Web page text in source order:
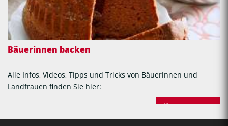
Bäuerinnen backen
Alle Infos, Videos, Tipps und Tricks von Bäuerinnen und
Landfrauen finden Sie hier:
Bäuerinnen backen